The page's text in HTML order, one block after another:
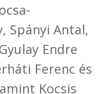
Spányi Antal,
Endre
Ferenc és
Kocsis